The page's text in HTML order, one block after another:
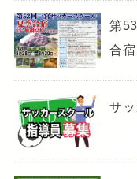
第
合
サ